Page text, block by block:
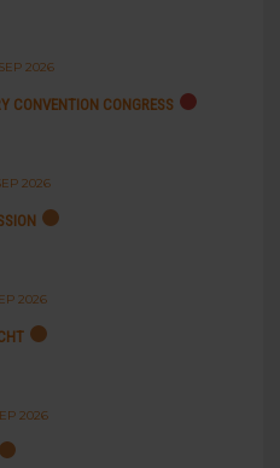
2026
CONVENTION CONGRESS
2026
2026
2026